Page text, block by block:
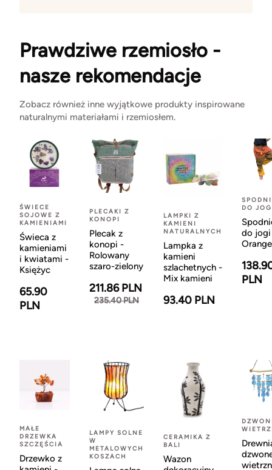
Prawdziwe rzemiosło -
nasze rekomendacje
Zobacz również inne wyjątkowe produkty inspirowane
naturalnymi materiałami i rzemiosłem.
ŚWIECE
SOJOWE Z
KAMIENIAMI
Świeca z
kamieniami
i kwiatami -
Księżyc
65.90
PLN
PLECAKI Z
KONOPI
Plecak z
konopi -
Rolowany
szaro-zielony
211.86 PLN
235.40 PLN
LAMPKI Z
KAMIENI
NATURALNYCH
Lampka z
kamieni
szlachetnych -
Mix kamieni
93.40 PLN
DO
do
Orange
PLN
MAŁE
DRZEWKA
SZCZĘŚCIA
Drzewko z
LAMPY SOLNE
W
METALOWYCH
KOSZACH
CERAMIKA Z
BALI
Wazon